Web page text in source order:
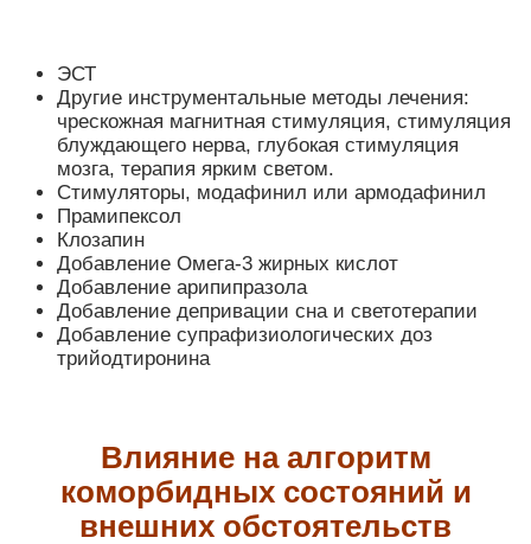
ЭСТ
Другие инструментальные методы лечения:
чрескожная магнитная стимуляция, стимуляция
блуждающего нерва, глубокая стимуляция
мозга, терапия ярким светом.
Стимуляторы, модафинил или армодафинил
Прамипексол
Клозапин
Добавление Омега-3 жирных кислот
Добавление арипипразола
Добавление депривации сна и светотерапии
Добавление супрафизиологических доз
трийодтиронина
Влияние на алгоритм
коморбидных состояний и
внешних обстоятельств